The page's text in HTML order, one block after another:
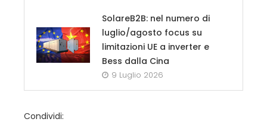
SolareB2B: nel numero di
luglio/agosto focus su
limitazioni UE a inverter e
Bess dalla Cina
9 Luglio 2026
Condividi: